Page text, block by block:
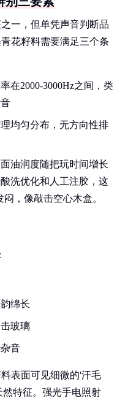
一，但单凭声音判断品
花籽料需要满足三个条
在2000-3000Hz之间，类
均匀分布，无方向性排
油润度随把玩时间增长
洗优化和人工注胶，这
，像敲击空心木盒。
绵长
玻璃
音
表面可见细微的'汗毛
特征。强光手电照射